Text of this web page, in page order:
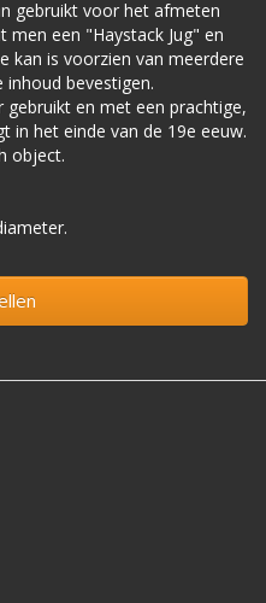
gebruikt voor het afmeten
een "Haystack Jug" en
kan is voorzien van meerdere
bevestigen.
en met een prachtige,
in het einde van de 19e eeuw.
object.